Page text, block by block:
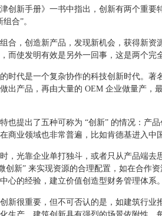
创新手册》一书中指出，创新有两个重
合”。
合，创造新产品，发现新机会，获得新
而使发明有效是另外一回事，这是两个完
时代是一个复杂协作的科技创新时代。
出产品，再由大量的 OEM 企业做量产，
也提出了五种可称为 “创新” 的情况：产
商业领域也非常普遍，比如肯德基进入中
，光靠企业单打独斗，或者只从产品端
创新” 来实现资源的合理配置，如在合作
心的经验，建立价值创造型财务管理体
新很重要，但不可否认的是，如建筑行